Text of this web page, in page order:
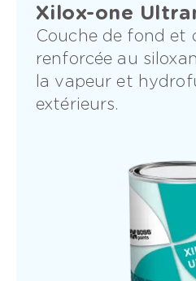
Xilox-one
Couche de fond et
renforcée au
la vapeur et
extérieurs.